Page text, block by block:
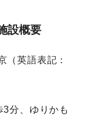
設概要
（英語表記：
3分、ゆりかも